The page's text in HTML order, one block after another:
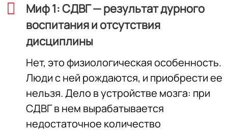
Миф 1: СДВГ — результат дурного
воспитания и отсутствия
дисциплины
Нет, это физиологическая особенность.
Люди с ней рождаются, и приобрести ее
нельзя. Дело в устройстве мозга: при
СДВГ в нем вырабатывается
недостаточное количество